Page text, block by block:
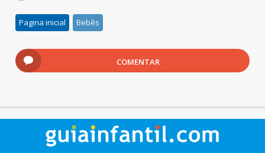
Pagina inicial Bebês
COMENTAR